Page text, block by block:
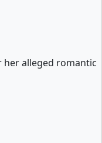
her alleged romantic